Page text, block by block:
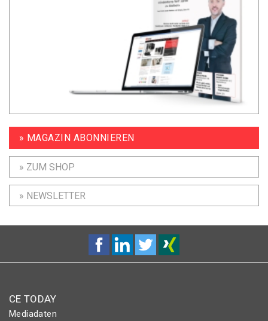
» MAGAZIN ABONNIEREN
» ZUM SHOP
» NEWSLETTER
CE TODAY
Mediadaten